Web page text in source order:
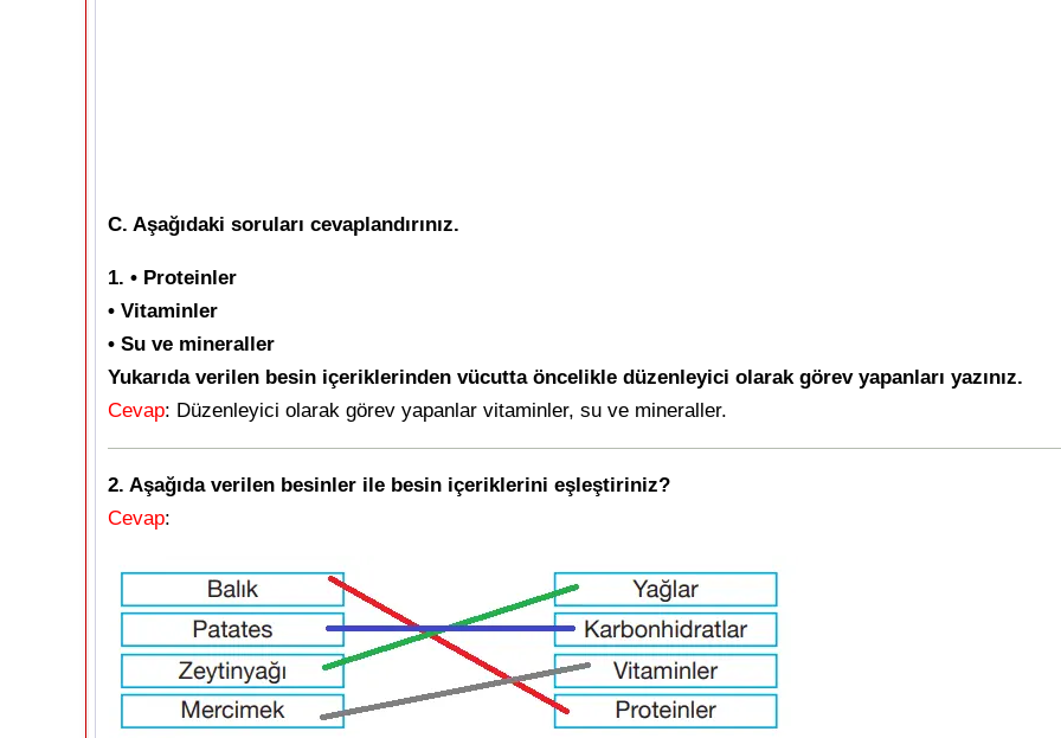
C. Aşağıdaki soruları cevaplandırınız.
1. • Proteinler
• Vitaminler
• Su ve mineraller
Yukarıda verilen besin içeriklerinden vücutta öncelikle düzenleyici olarak görev yapanları yazınız.
Cevap: Düzenleyici olarak görev yapanlar vitaminler, su ve mineraller.
2. Aşağıda verilen besinler ile besin içeriklerini eşleştiriniz?
Cevap: